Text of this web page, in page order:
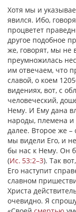
Хотя мы и
явился. Ибо,
процветет
другое подобное
же, говорят, мы не
преумножилась
им отвечаем, что
славой, о коем
видениях, вот, с
человеческий,
Нему. И Ему дана
народы, племена и
далее. Второе же
мы видели Его, и
бы нас к Нему. Он
(Ис. 53:2–3). Так
Его наступит
славном
Христа
очевидно. Я